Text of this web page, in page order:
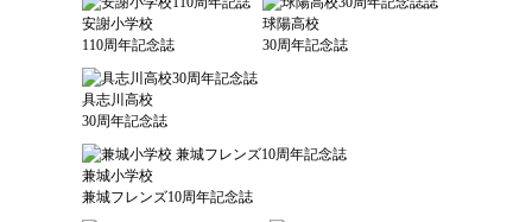
安謝小学校
110周年記念誌
球陽高校
30周年記念誌
具志川高校
30周年記念誌
兼城小学校
兼城フレンズ10周年記念誌